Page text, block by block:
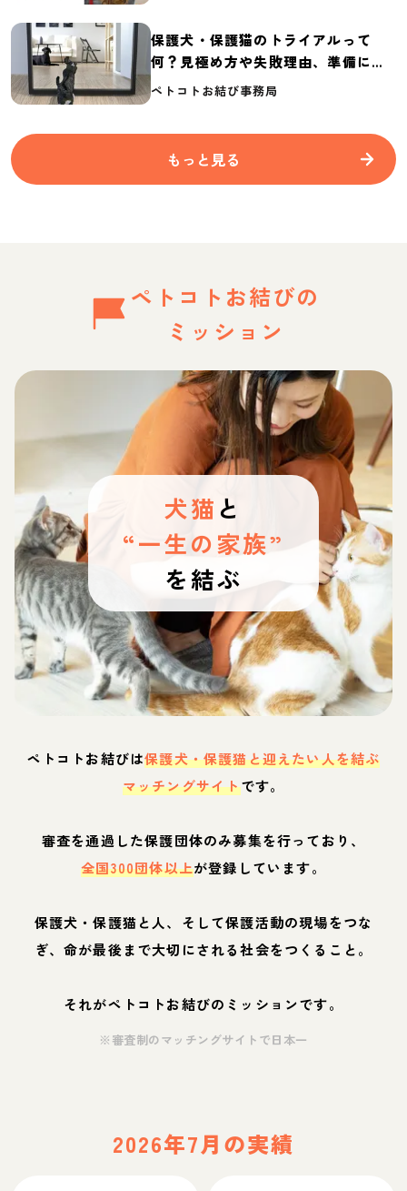
保護犬・保護猫のトライアルって
何？見極め方や失敗理由、準備に必
要なものを紹介
ペトコトお結び事務局
もっと見る
ペトコトお結びの
ミッション
犬猫 と
“一生の家族”
を結ぶ
ペトコトお結びは保護犬・保護猫と迎えたい人を結ぶ
マッチングサイトです。
審査を通過した保護団体のみ募集を行っており、
全国300団体以上が登録しています。
保護犬・保護猫と人、そして保護活動の現場をつな
ぎ、命が最後まで大切にされる社会をつくること。
それがペトコトお結びのミッションです。
※審査制のマッチングサイトで日本一
2026年7月の実績